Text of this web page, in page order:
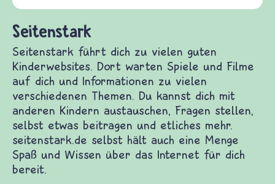
Kinderwebsites. Dort warten Spiele und
vielen verschiedenen Themen. Du kannst dich
stellen, selbst etwas beitragen und
und Frieden, Streit und Gewalt.